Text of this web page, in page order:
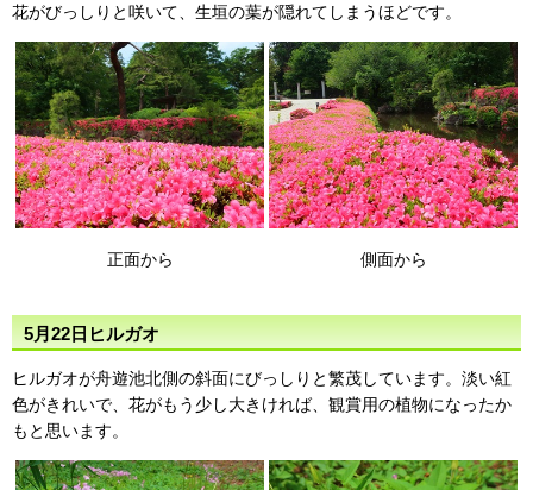
花がびっしりと咲いて、生垣の葉が隠れてしまうほどです。
正面から 側面から
5月22日ヒルガオ
ヒルガオが舟遊池北側の斜面にびっしりと繁茂しています。淡い紅
色がきれいで、花がもう少し大きければ、観賞用の植物になったか
もと思います。